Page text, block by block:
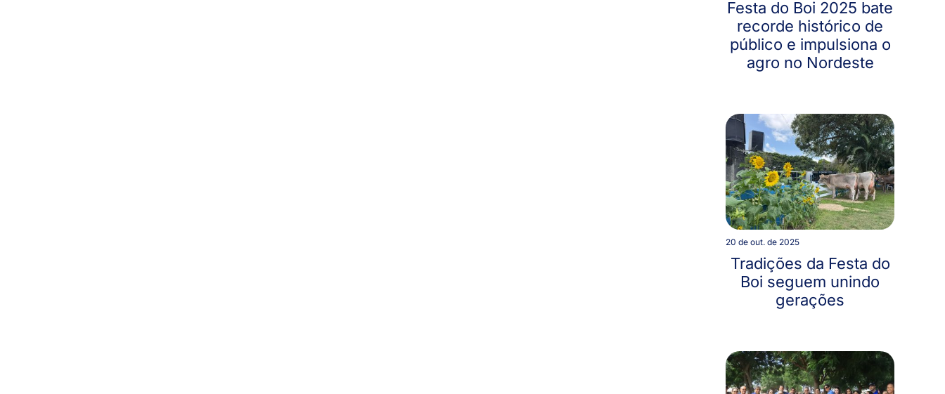
Festa do Boi 2025 bate
recorde histórico de
público e impulsiona o
agro no Nordeste
20 de out. de 2025
Tradições da Festa do
Boi seguem unindo
gerações